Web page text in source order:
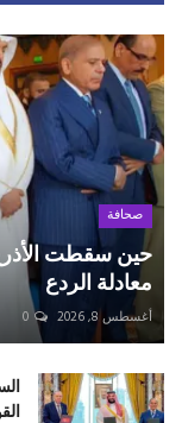
صحافة
حين سقطت
معادلة الردع
أغسطس 8, 2026 0